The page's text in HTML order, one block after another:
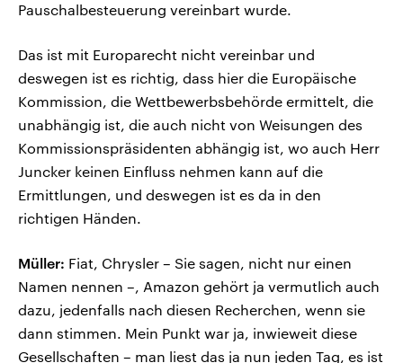
Pauschalbesteuerung vereinbart wurde.
Das ist mit Europarecht nicht vereinbar und
deswegen ist es richtig, dass hier die Europäische
Kommission, die Wettbewerbsbehörde ermittelt, die
unabhängig ist, die auch nicht von Weisungen des
Kommissionspräsidenten abhängig ist, wo auch Herr
Juncker keinen Einfluss nehmen kann auf die
Ermittlungen, und deswegen ist es da in den
richtigen Händen.
Müller: Fiat, Chrysler – Sie sagen, nicht nur einen
Namen nennen –, Amazon gehört ja vermutlich auch
dazu, jedenfalls nach diesen Recherchen, wenn sie
dann stimmen. Mein Punkt war ja, inwieweit diese
Gesellschaften – man liest das ja nun jeden Tag, es ist